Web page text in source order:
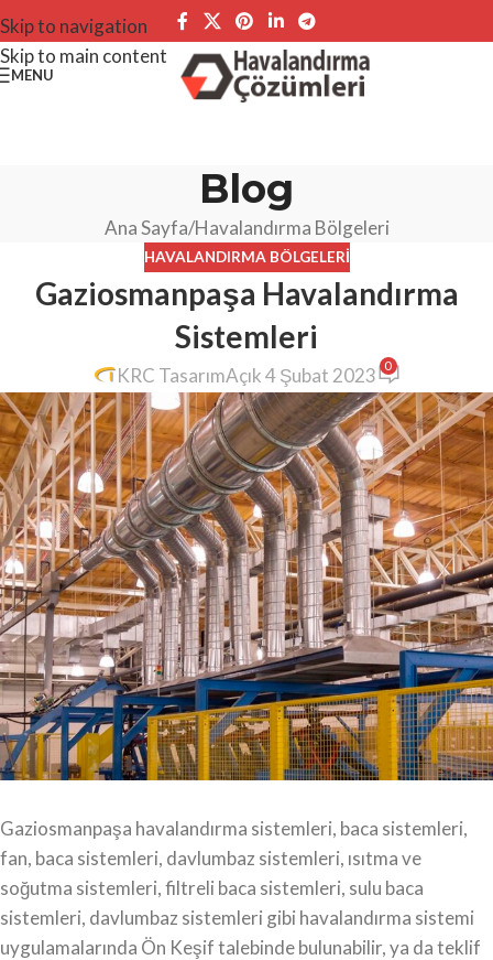
Skip to navigation
Skip to main content
MENU
Blog
Ana Sayfa Havalandırma Bölgeleri
HAVALANDIRMA BÖLGELERI
Gaziosmanpaşa Havalandırma
Sistemleri
KRC TasarımAçık 4 Şubat 2023 0
Gaziosmanpaşa havalandırma sistemleri, baca sistemleri,
fan, baca sistemleri, davlumbaz sistemleri, ısıtma ve
soğutma sistemleri, filtreli baca sistemleri, sulu baca
sistemleri, davlumbaz sistemleri gibi havalandırma sistemi
uygulamalarında Ön Keşif talebinde bulunabilir, ya da teklif